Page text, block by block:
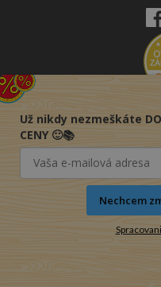
Už nikdy nezmeškáte
CENY 🙂📚
Nechcem